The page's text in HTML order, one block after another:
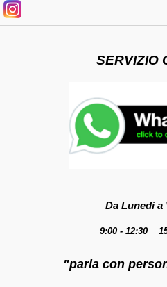
SERVIZIO
Da Lunedì a
9:00 - 12:30
"parla con